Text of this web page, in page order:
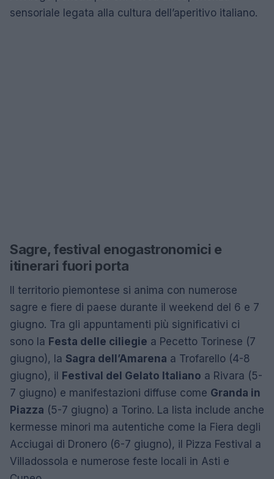
sensoriale legata alla cultura dell’aperitivo italiano.
Sagre, festival enogastronomici e
itinerari fuori porta
Il territorio piemontese si anima con numerose
sagre e fiere di paese durante il weekend del 6 e 7
giugno. Tra gli appuntamenti più significativi ci
sono la Festa delle ciliegie a Pecetto Torinese (7
giugno), la Sagra dell’Amarena a Trofarello (4-8
giugno), il
Festival del Gelato Italiano a Rivara (5-
7 giugno) e manifestazioni diffuse come Granda in
Piazza (5-7 giugno) a Torino. La lista include anche
kermesse minori ma autentiche come la Fiera degli
Acciugai di Dronero (6-7 giugno), il Pizza Festival a
Villadossola e numerose feste locali in Asti e